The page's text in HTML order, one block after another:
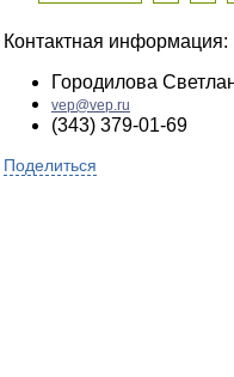
Контактная информация:
Городилова
vep@vep.ru
(343) 379-01-69
Поделиться